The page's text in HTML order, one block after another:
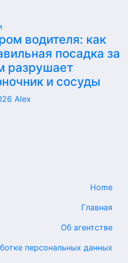
водителя: как
посадка за
разрушает
и сосуды
Alex
Home
Главная
Об агентстве
персональных данных